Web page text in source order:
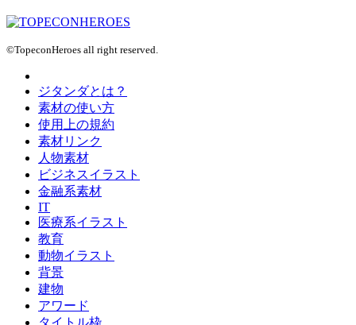
©TopeconHeroes all right reserved.
ジタンダとは？
素材の使い方
使用上の規約
素材リンク
人物素材
ビジネスイラスト
金融系素材
IT
医療系イラスト
教育
動物イラスト
背景
建物
アワード
タイトル枠